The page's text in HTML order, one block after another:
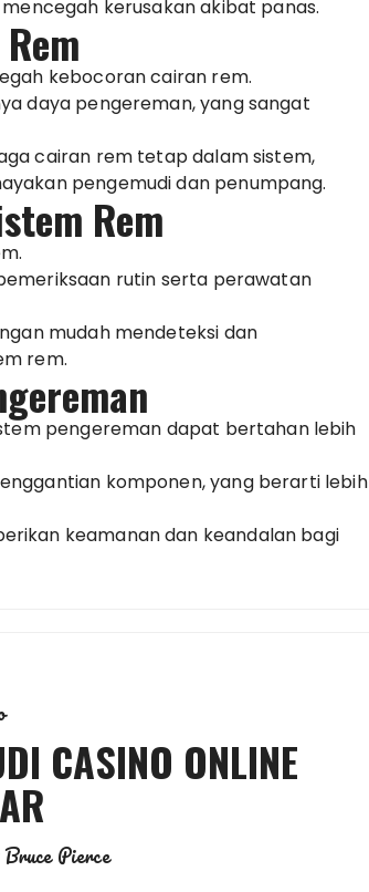
kerusakan akibat panas.
kebocoran cairan rem.
daya pengereman, yang sangat
cairan rem tetap dalam sistem,
pengemudi dan penumpang.
Rem
rutin serta perawatan
mudah mendeteksi dan
rem.
pengereman dapat bertahan lebih
komponen, yang berarti lebih
keamanan dan keandalan bagi
CASINO ONLINE
Bruce Pierce